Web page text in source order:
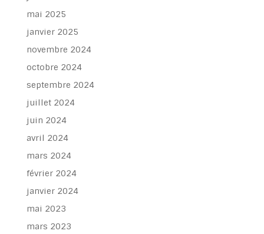
mai 2025
janvier 2025
novembre 2024
octobre 2024
septembre 2024
juillet 2024
juin 2024
avril 2024
mars 2024
février 2024
janvier 2024
mai 2023
mars 2023